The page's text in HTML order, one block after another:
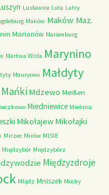
Lusławice Luta Lutry
Maków Maków Maz.
Marianów Marienburg
Martwa Wisła Marynino
Maurycew Małdyty
MańkiMdzewo Meißen
Miedniewice Mielnica
MikołajewMikołajki
Mirzec Mirów MISIE
Międzybór Międzybórz
Międzyzdroje
Mlądz Mniszek Mochy